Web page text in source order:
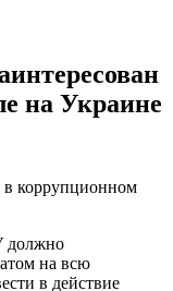
на Украине
должно
на всю
в действие